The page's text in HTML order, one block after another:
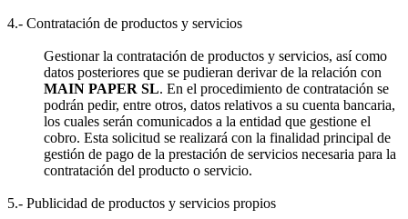
4.- Contratación de productos y servicios
Gestionar la contratación de productos y servicios, así como
datos posteriores que se pudieran derivar de la relación con
MAIN PAPER SL. En el procedimiento de contratación se
podrán pedir, entre otros, datos relativos a su cuenta bancaria,
los cuales serán comunicados a la entidad que gestione el
cobro. Esta solicitud se realizará con la finalidad principal de
gestión de pago de la prestación de servicios necesaria para la
contratación del producto o servicio.
5.- Publicidad de productos y servicios propios